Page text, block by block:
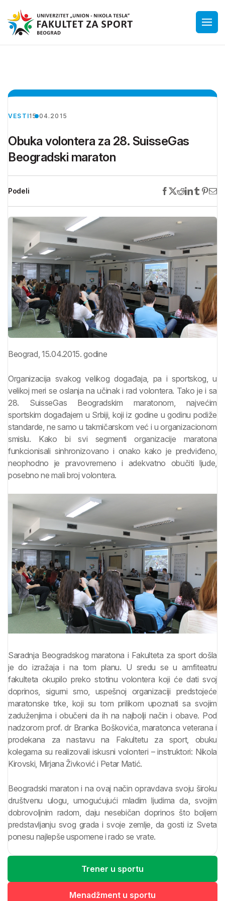
VESTI15.04.2015
Obuka volontera za 28. SuisseGas
Beogradski maraton
Podeli
Beograd, 15.04.2015. godine
Organizacija svakog velikog događaja, pa i sportskog, u
velikoj meri se oslanja na učinak i rad volontera. Tako je i sa
28. SuisseGas Beogradskim maratonom, najvećim
sportskim događajem u Srbiji, koji iz godine u godinu podiže
standarde, ne samo u takmičarskom već i u organizacionom
smislu. Kako bi svi segmenti organizacije maratona
funkcionisali sinhronizovano i onako kako je predviđeno,
neophodno je pravovremeno i adekvatno obučiti ljude,
posebno ne mali broj volontera.
Saradnja Beogradskog maratona i Fakulteta za sport došla
je do izražaja i na tom planu. U sredu se u amfiteatru
fakulteta okupilo preko stotinu volontera koji će dati svoj
doprinos, sigurni smo, uspešnoj organizaciji predstojeće
maratonske trke, koji su tom prilikom upoznati sa svojim
zaduženjima i obučeni da ih na najbolji način i obave. Pod
nadzorom prof. dr Branka Boškovića, maratonca veterana i
prodekana za nastavu na Fakultetu za sport, obuku
kolegama su realizovali iskusni volonteri – instruktori: Nikola
Kirovski, Mirjana Živković i Petar Matić.
Beogradski maraton i na ovaj način opravdava svoju široku
društvenu ulogu, umogućujući mladim ljudima da, svojim
dobrovoljnim radom, daju nesebičan doprinos što boljem
predstavljanju svog grada i svoje zemlje, da gosti iz Sveta
ponesu najlepše uspomene i rado se vrate.
Trener u sportu
Menadžment u sportu